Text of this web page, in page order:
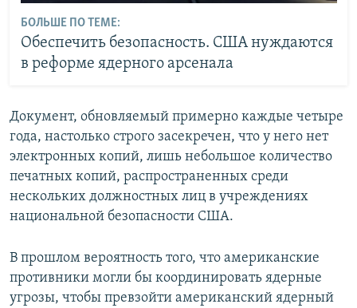
БОЛЬШЕ ПО ТЕМЕ:
Обеспечить безопасность. США нуждаются
в реформе ядерного арсенала
Документ, обновляемый примерно каждые четыре
года, настолько строго засекречен, что у него нет
электронных копий, лишь небольшое количество
печатных копий, распространенных среди
нескольких должностных лиц в учреждениях
национальной безопасности США.
В прошлом вероятность того, что американские
противники могли бы координировать ядерные
угрозы, чтобы превзойти американский ядерный